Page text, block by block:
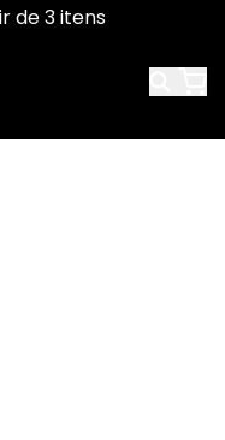
de 3 itens